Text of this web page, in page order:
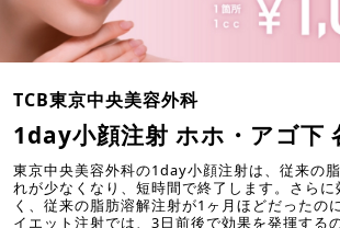
TCB東京中央美容外科
1day小顔注射 ホホ・アゴ下
東京中央美容外科の1day小顔注射は、従来の
れが少なくなり、短時間で終了します。さら
く、従来の脂肪溶解注射が1ヶ月ほどだったの
イエット注射では、3日前後で効果を発揮する